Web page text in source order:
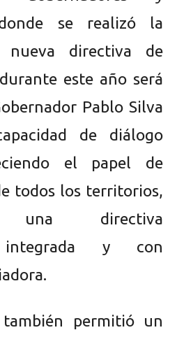
donde se realizó la
directiva de
este año será
Pablo Silva
de diálogo
el papel de
todos los territorios,
una directiva
integrada y con
permitió un